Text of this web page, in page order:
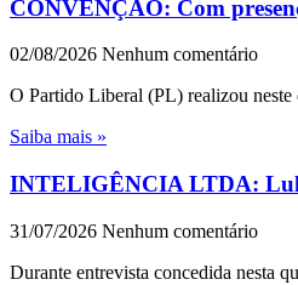
CONVENÇÃO: Com
02/08/2026 Nenhum comentário
O Partido Liberal (PL) realizou neste
Saiba mais »
INTELIGÊNCIA LTDA: Lula
31/07/2026 Nenhum comentário
Durante entrevista concedida nesta